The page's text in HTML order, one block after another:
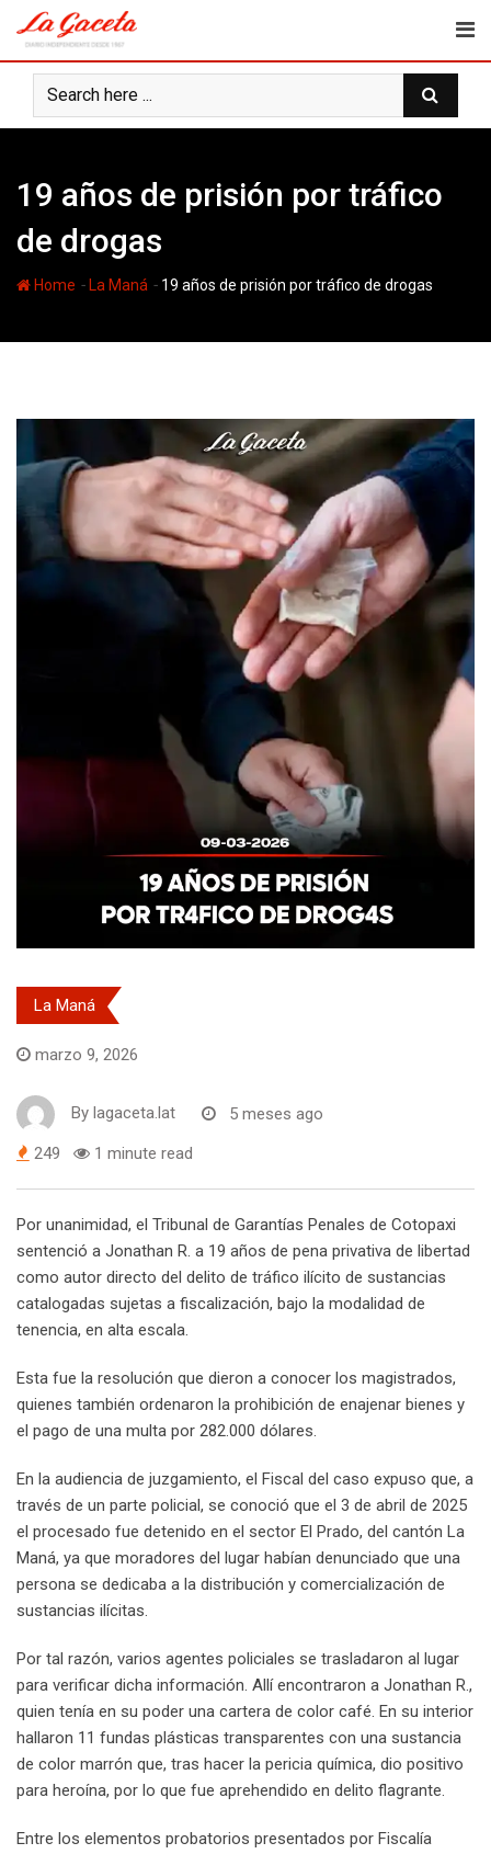
content
19 años de prisión por tráfico
de drogas
Home - La Maná - 19 años de prisión por tráfico de drogas
La Maná
marzo 9, 2026
By lagaceta.lat 5 meses ago
249 1 minute read
Por unanimidad, el Tribunal de Garantías Penales de Cotopaxi
sentenció a Jonathan R. a 19 años de pena privativa de libertad
como autor directo del delito de tráfico ilícito de sustancias
catalogadas sujetas a fiscalización, bajo la modalidad de
tenencia, en alta escala.
Esta fue la resolución que dieron a conocer los magistrados,
quienes también ordenaron la prohibición de enajenar bienes y
el pago de una multa por 282.000 dólares.
En la audiencia de juzgamiento, el Fiscal del caso expuso que, a
través de un parte policial, se conoció que el 3 de abril de 2025
el procesado fue detenido en el sector El Prado, del cantón La
Maná, ya que moradores del lugar habían denunciado que una
persona se dedicaba a la distribución y comercialización de
sustancias ilícitas.
Por tal razón, varios agentes policiales se trasladaron al lugar
para verificar dicha información. Allí encontraron a Jonathan R.,
quien tenía en su poder una cartera de color café. En su interior
hallaron 11 fundas plásticas transparentes con una sustancia
de color marrón que, tras hacer la pericia química, dio positivo
para heroína, por lo que fue aprehendido en delito flagrante.
Entre los elementos probatorios presentados por Fiscalía